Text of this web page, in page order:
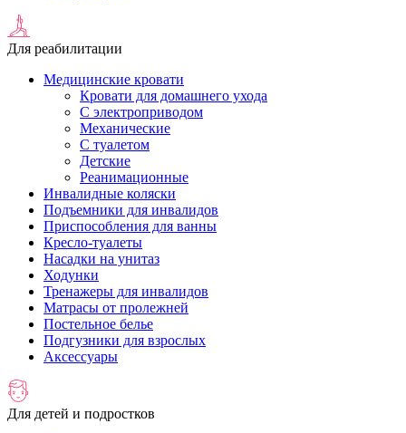
Для реабилитации
Медицинские кровати
Кровати для домашнего ухода
С электроприводом
Механические
С туалетом
Детские
Реанимационные
Инвалидные коляски
Подъемники для инвалидов
Приспособления для ванны
Кресло-туалеты
Насадки на унитаз
Ходунки
Тренажеры для инвалидов
Матрасы от пролежней
Постельное белье
Подгузники для взрослых
Аксессуары
Для детей и подростков